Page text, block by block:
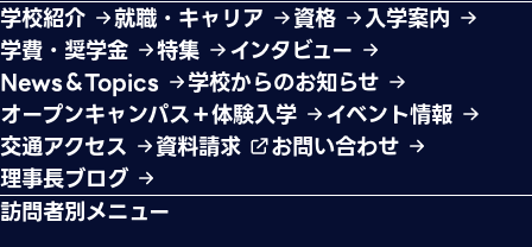
学校紹介 就職・キャリア 資格
入学案内
学費・奨学金
特集
インタビュー
News＆Topics
学校からのお知らせ
オープンキャンパス＋体験入学
イベント情報
交通アクセス
資料請求
お問い合わせ
理事長ブログ
訪問者別メニュー